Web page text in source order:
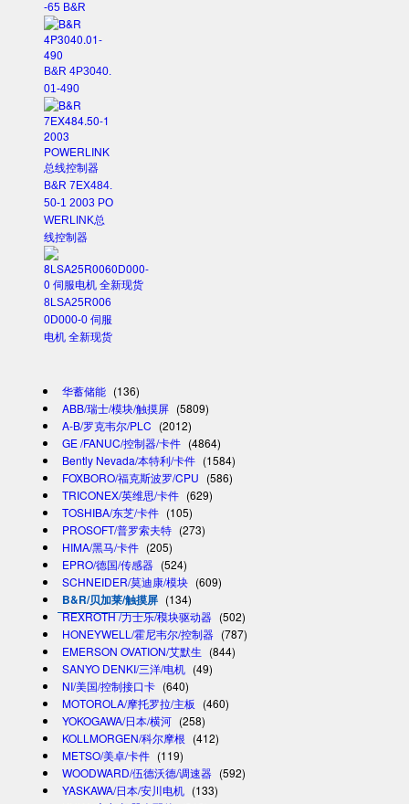
-65 B&R
B&R 4P3040.
01-490
B&R 7EX484.
50-1 2003 PO
WERLINK总
线控制器
8LSA25R006
0D000-0 伺服
电机 全新现货
华蓄储能 (136)
ABB/瑞士/模块/触摸屏 (5809)
A-B/罗克韦尔/PLC (2012)
GE /FANUC/控制器/卡件 (4864)
Bently Nevada/本特利/卡件 (1584)
FOXBORO/福克斯波罗/CPU (586)
TRICONEX/英维思/卡件 (629)
TOSHIBA/东芝/卡件 (105)
PROSOFT/普罗索夫特 (273)
HIMA/黑马/卡件 (205)
EPRO/德国/传感器 (524)
SCHNEIDER/莫迪康/模块 (609)
B&R/贝加莱/触摸屏 (134)
REXROTH /力士乐/模块驱动器 (502)
HONEYWELL/霍尼韦尔/控制器 (787)
EMERSON OVATION/艾默生 (844)
SANYO DENKI/三洋/电机 (49)
NI/美国/控制接口卡 (640)
MOTOROLA/摩托罗拉/主板 (460)
YOKOGAWA/日本/横河 (258)
KOLLMORGEN/科尔摩根 (412)
METSO/美卓/卡件 (119)
WOODWARD/伍德沃德/调速器 (592)
YASKAWA/日本/安川电机 (133)